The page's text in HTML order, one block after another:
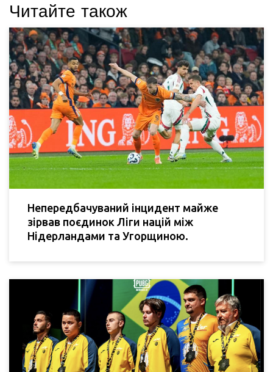
Читайте також
Непередбачуваний інцидент майже
зірвав поєдинок Ліги націй між
Нідерландами та Угорщиною.